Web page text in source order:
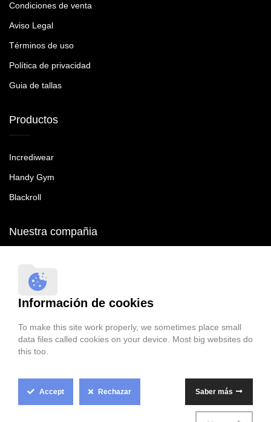
Condiciones de venta
Aviso Legal
Términos de uso
Política de privacidad
Guia de tallas
Productos
Incrediwear
Handy Gym
Blackroll
Nuestra compañia
Sevilla
España
Cookie Box Settings
Información de cookies
To make this site work properly, we sometimes place small
data files called cookies on your device. Most big websites do
this too.
Accept Rechazar Saber más